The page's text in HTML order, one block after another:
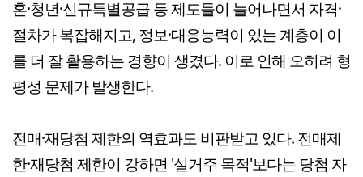
혼·청년·신규특별공급 등 제도들이 늘어나면서 자격·
절차가 복잡해지고, 정보·대응능력이 있는 계층이 이
를 더 잘 활용하는 경향이 생겼다. 이로 인해 오히려 형
평성 문제가 발생한다.
전매·재당첨 제한의 역효과도 비판받고 있다. 전매제
한·재당첨 제한이 강하면 '실거주 목적'보다는 당첨 자